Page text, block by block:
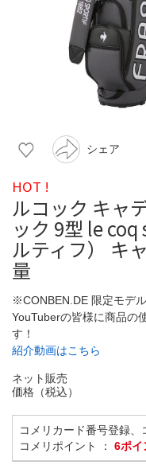
シェア
HOT !
ルコック キャ
ック 9型 le
ルティフ） キ
量
※CONBEN.DE 限定モデル
YouTuberの皆様に商品の
す！
紹介動画はこちら
ネット販売
価格（税込）
コメリカード番号登録
コメリポイント ： 6ポイ